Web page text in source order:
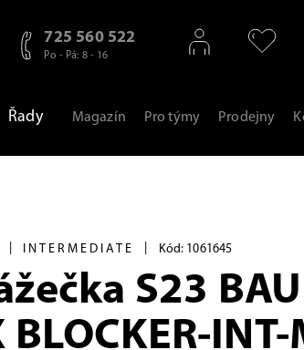
725 560 522
Po - Pá: 8 - 16
Řady Magazín Pro týmy Prodejny
INTERMEDIATE Kód: 1061645
S23
BLOCKER-INT-